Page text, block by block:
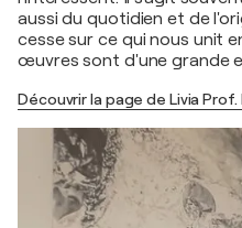
aussi du quotidien et de
cesse sur ce qui nous unit
œuvres sont d'une grande
Découvrir la page de Livia